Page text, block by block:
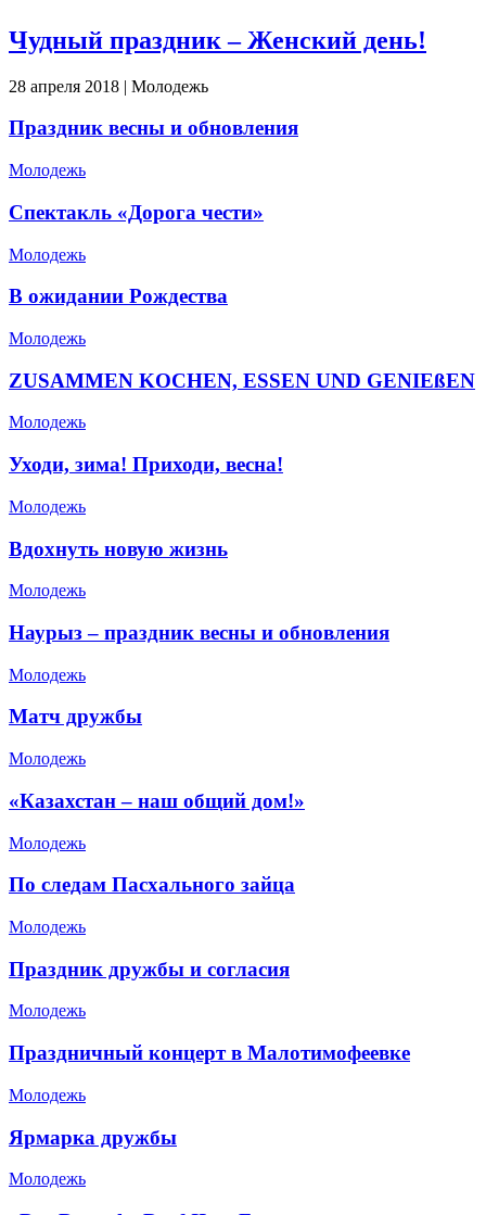
Чудный праздник – Женский день!
28 апреля 2018 | Молодежь
Праздник весны и обновления
Молодежь
Спектакль «Дорога чести»
Молодежь
В ожидании Рождества
Молодежь
ZUSAMMEN KOCHEN, ESSEN UND GENIEßEN
Молодежь
Уходи, зима! Приходи, весна!
Молодежь
Вдохнуть новую жизнь
Молодежь
Наурыз – праздник весны и обновления
Молодежь
Матч дружбы
Молодежь
«Казахстан – наш общий дом!»
Молодежь
По следам Пасхального зайца
Молодежь
Праздник дружбы и согласия
Молодежь
Праздничный концерт в Малотимофеевке
Молодежь
Ярмарка дружбы
Молодежь